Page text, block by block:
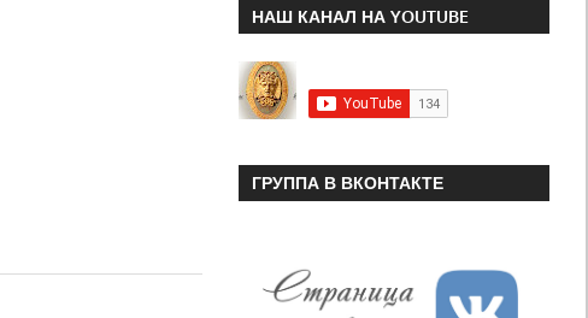
НАШ КАНАЛ НА YOUTUBE
ГРУППА В ВКОНТАКТЕ